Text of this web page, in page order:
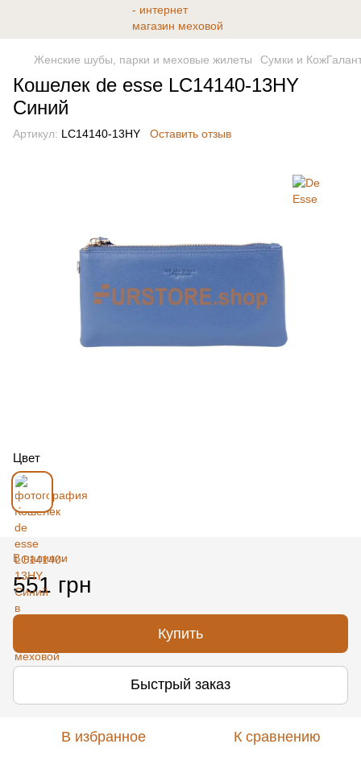
Женские шубы, парки и меховые жилеты Сумки и
Кошелек de esse LC14140-13HY
Синий
Артикул: LC14140-13HY Оставить отзыв
Цвет
В наличии
551 грн
Купить
Быстрый заказ
В избранное К сравнению